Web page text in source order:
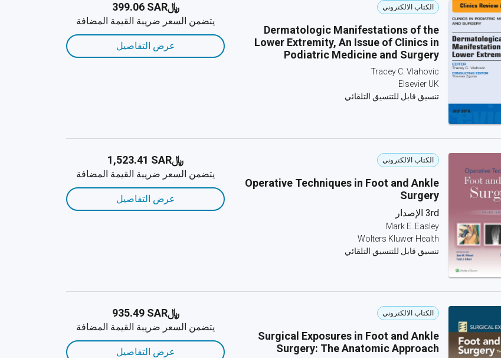
الكتاب الالكتروني
Dermatologic Manifestations of the
Lower Extremity, An Issue of Clinics in
Podiatric Medicine and Surgery
Tracey C. Vlahovic
Elsevier UK
تنسيق قابل للتنسيق التلقائي
﷼‎399.06 SAR
يتضمن السعر ضريبة القيمة المضافة
عرض التفاصيل
الكتاب الالكتروني
Operative Techniques in Foot and Ankle
Surgery
3rd الإصدار
Mark E. Easley
Wolters Kluwer Health
تنسيق قابل للتنسيق التلقائي
﷼‎1,523.41 SAR
يتضمن السعر ضريبة القيمة المضافة
عرض التفاصيل
الكتاب الالكتروني
Surgical Exposures in Foot and Ankle
Surgery: The Anatomic Approach
﷼‎935.49 SAR
يتضمن السعر ضريبة القيمة المضافة
عرض التفاصيل